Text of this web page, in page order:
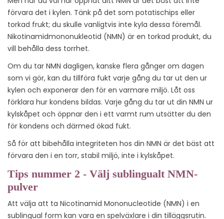
förvara det i kylen. Tänk på det som potatischips eller
torkad frukt; du skulle vanligtvis inte kyla dessa föremål.
Nikotinamidmononukleotid (NMN) är en torkad produkt, du
vill behålla dess torrhet.
Om du tar NMN dagligen, kanske flera gånger om dagen
som vi gör, kan du tillföra fukt varje gång du tar ut den ur
kylen och exponerar den för en varmare miljö. Låt oss
förklara hur kondens bildas. Varje gång du tar ut din NMN ur
kylskåpet och öppnar den i ett varmt rum utsätter du den
för kondens och därmed ökad fukt.
Så för att bibehålla integriteten hos din NMN är det bäst att
förvara den i en torr, stabil miljö, inte i kylskåpet.
Tips nummer 2 - Välj sublingualt NMN-
pulver
Att välja att ta Nicotinamid Mononucleotide (NMN) i en
sublingual form kan vara en spelväxlare i din tilläggsrutin.